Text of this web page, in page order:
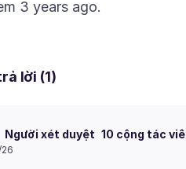
lời (1)
Người xét duyệt 10 cộng tác
26